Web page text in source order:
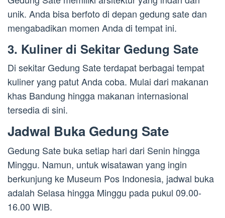
unik. Anda bisa berfoto di depan gedung sate dan
mengabadikan momen Anda di tempat ini.
3. Kuliner di Sekitar Gedung Sate
Di sekitar Gedung Sate terdapat berbagai tempat
kuliner yang patut Anda coba. Mulai dari makanan
khas Bandung hingga makanan internasional
tersedia di sini.
Jadwal Buka Gedung Sate
Gedung Sate buka setiap hari dari Senin hingga
Minggu. Namun, untuk wisatawan yang ingin
berkunjung ke Museum Pos Indonesia, jadwal buka
adalah Selasa hingga Minggu pada pukul 09.00-
16.00 WIB.